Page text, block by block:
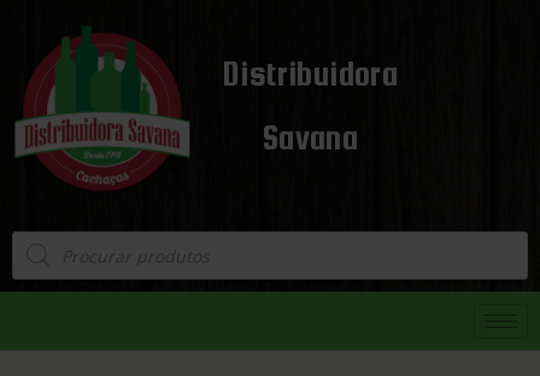
Distribuidora
Savana